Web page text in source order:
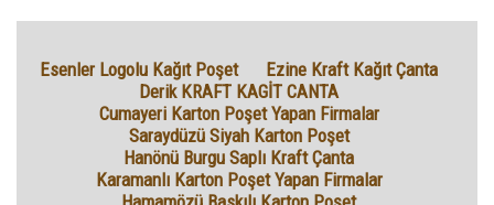
Esenler Logolu Kağıt Poşet
Ezine Kraft Kağıt Çanta
Derik KRAFT KAGİT CANTA
Cumayeri Karton Poşet Yapan Firmalar
Saraydüzü Siyah Karton Poşet
Hanönü Burgu Saplı Kraft Çanta
Karamanlı Karton Poşet Yapan Firmalar